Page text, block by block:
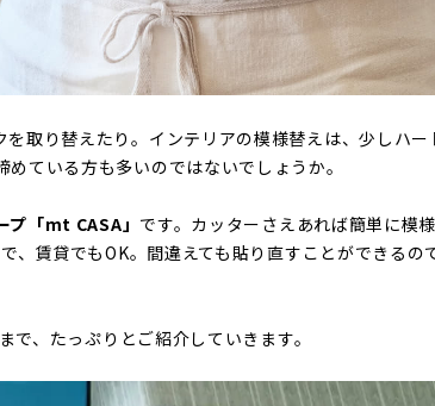
取り替えたり。インテリアの模様替えは、少しハー
ている方も多いのではないでしょうか。
プ「mt CASA」 です。カッターさえあれば簡単に模
、賃貸でもOK。間違えても貼り直すことができるの
、たっぷりとご紹介していきます。